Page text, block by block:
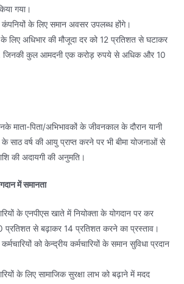
गया।
कंपनियों के लिए समान अवसर उपलब्ध होंगे।
के लिए अधिभार की मौजूदा दर को 12 प्रतिशत से घटाकर
जिनकी कुल आमदनी एक करोड़ रुपये से अधिक और 10
माता-पिता/अभिभावकों के जीवनकाल के दौरान यानी
के साठ वर्ष की आयु प्राप्त करने पर भी बीमा योजनाओं से
की अदायगी की अनुमति।
में समानता
के एनपीएस खाते में नियोक्ता के योगदान पर कर
प्रतिशत से बढ़ाकर 14 प्रतिशत करने का प्रस्ताव।
को केन्द्रीय कर्मचारियों के समान सुविधा प्रदान
के लिए सामाजिक सुरक्षा लाभ को बढ़ाने में मदद